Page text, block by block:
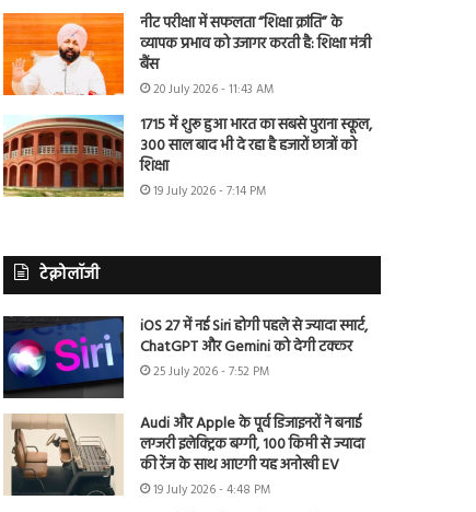
नीट परीक्षा में सफलता “शिक्षा क्रांति” के
व्यापक प्रभाव को उजागर करती है: शिक्षा मंत्री
बैंस
20 July 2026 - 11:43 AM
1715 में शुरू हुआ भारत का सबसे पुराना स्कूल,
300 साल बाद भी दे रहा है हजारों छात्रों को
शिक्षा
19 July 2026 - 7:14 PM
टेक्नोलॉजी
iOS 27 में नई Siri होगी पहले से ज्यादा स्मार्ट,
ChatGPT और Gemini को देगी टक्कर
25 July 2026 - 7:52 PM
Audi और Apple के पूर्व डिजाइनरों ने बनाई
लग्जरी इलेक्ट्रिक बग्गी, 100 किमी से ज्यादा
की रेंज के साथ आएगी यह अनोखी EV
19 July 2026 - 4:48 PM